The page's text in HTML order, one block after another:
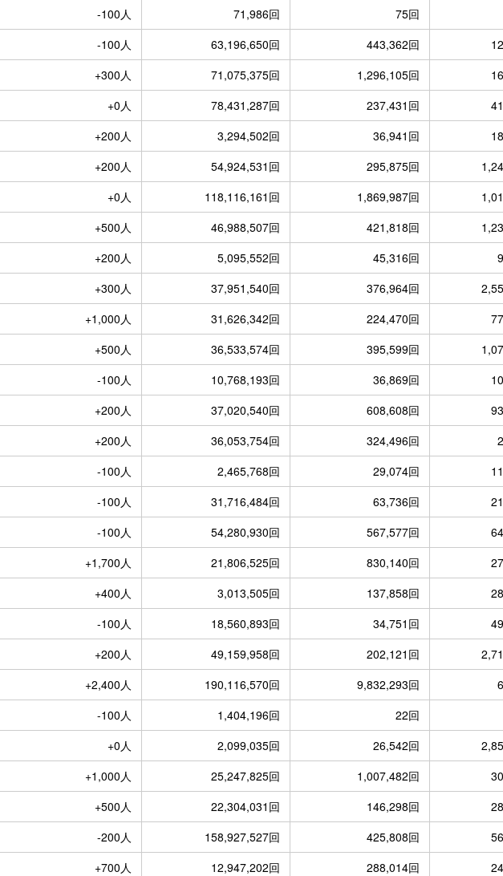
-100人 71,986回
75回
-100人 63,196,650回 443,362回
+300人 71,075,375回 1,296,105回
+0人 78,431,287回 237,431回
+200人 3,294,502回 36,941回
+200人 54,924,531回 295,875回
+0人 118,116,161回 1,869,987回
+500人 46,988,507回 421,818回
+200人 5,095,552回 45,316回
+300人 37,951,540回 376,964回
+1,000人 31,626,342回 224,470回
+500人 36,533,574回 395,599回
-100人 10,768,193回 36,869回
+200人 37,020,540回 608,608回
+200人 36,053,754回 324,496回
-100人 2,465,768回 29,074回
-100人 31,716,484回 63,736回
-100人 54,280,930回 567,577回
+1,700人 21,806,525回 830,140回
+400人 3,013,505回 137,858回
-100人 18,560,893回 34,751回
+200人 49,159,958回 202,121回
+2,400人 190,116,570回 9,832,293回
-100人 1,404,196回
22回
+0人 2,099,035回 26,542回
+1,000人 25,247,825回 1,007,482回
+500人 22,304,031回 146,298回
-200人 158,927,527回 425,808回
+700人 12,947,202回 288,014回